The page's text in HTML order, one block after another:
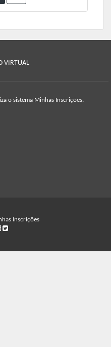
VIRTUAL
o sistema Minhas Inscrições.
Inscrições